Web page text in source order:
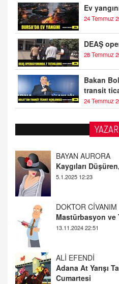
Ev
24 Temmuz
DEAŞ
28 Temmuz
Bakan
transit
24 Temmuz
DOKTOR CİVANIM
Mastürbasyon ve
13.11.2024 22:51
ALİ EFENDİ
Adana At Yarışı
Cumartesi
TUTKUNUN PERİSİ
Sağlıklı Bir
Gerekenler